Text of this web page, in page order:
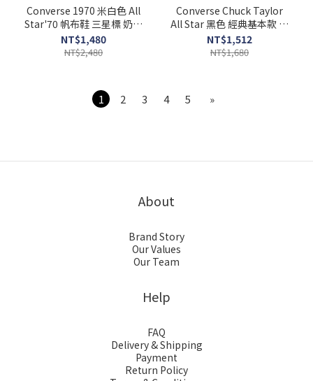
Converse 1970 米白色 All
Star'70 帆布鞋 三星標 奶油
色 162062C
NT$1,480
NT$2,480
Converse Chuck Taylor
All Star 黑色 經典基本款 低
筒 帆布鞋 M9166C
NT$1,512
NT$1,680
1 2 3 4 5 »
About
Brand Story
Our Values
Our Team
Help
FAQ
Delivery & Shipping
Payment
Return Policy